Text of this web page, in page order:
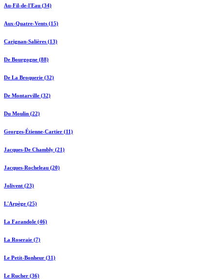
Au-Fil-de-l'Eau (34)
Aux-Quatre-Vents (15)
Carignan-Salières (13)
De Bourgogne (88)
De La Broquerie (32)
De Montarville (32)
Du Moulin (22)
Georges-Étienne-Cartier (11)
Jacques-De Chambly (21)
Jacques-Rocheleau (20)
Jolivent (23)
L'Arpège (25)
La Farandole (46)
La Roseraie (7)
Le Petit-Bonheur (31)
Le Rucher (36)